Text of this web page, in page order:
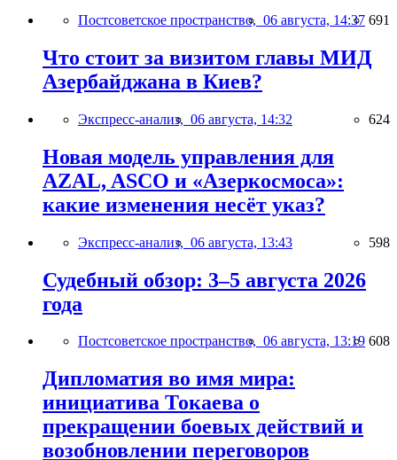
Постсоветское пространство, 06 августа, 14:37 691
Что стоит за визитом главы МИД
Азербайджана в Киев?
Экспресс-анализ, 06 августа, 14:32 624
Новая модель управления для
AZAL, ASCO и «Азеркосмоса»:
какие изменения несёт указ?
Экспресс-анализ, 06 августа, 13:43 598
Судебный обзор: 3–5 августа 2026
года
Постсоветское пространство, 06 августа, 13:19 608
Дипломатия во имя мира:
инициатива Токаева о
прекращении боевых действий и
возобновлении переговоров